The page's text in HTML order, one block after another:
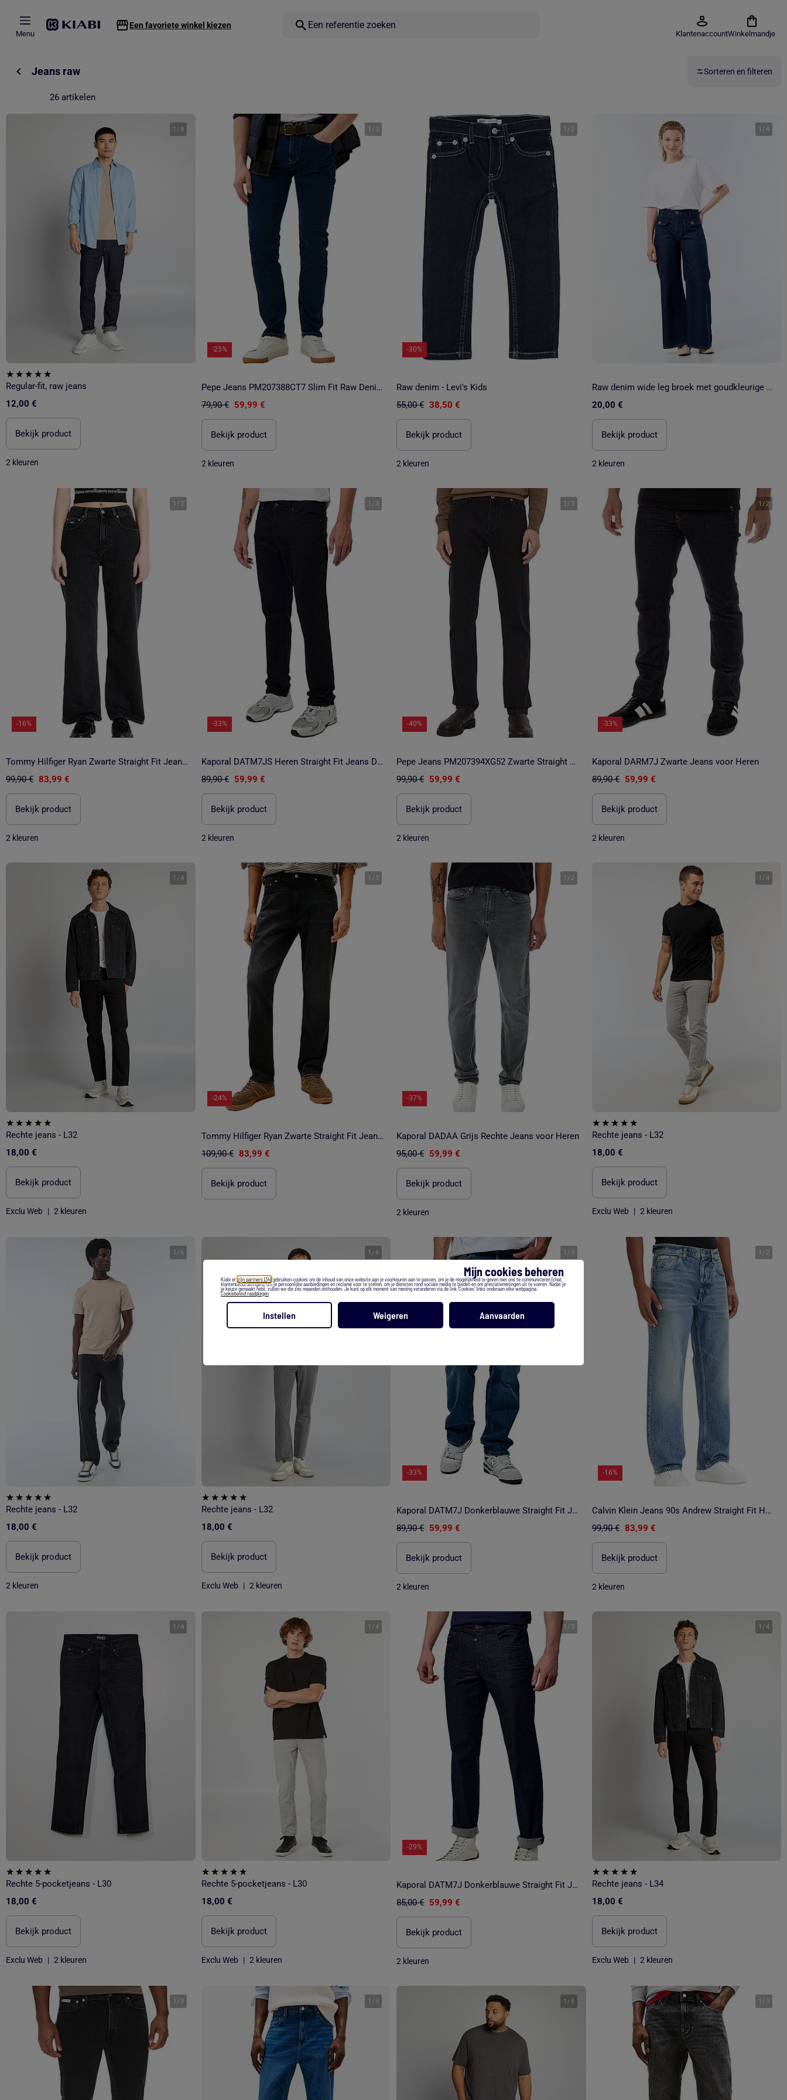
Mijn cookies beheren
Kiabi en zijn partners (34) gebruiken cookies om de inhoud van onze website aan je voorkeuren aan te passen, om je de mogelijkheid te geven met ons te communiceren (chat,
klantenbeoordelingen), om je persoonlijke aanbiedingen en reclame voor te stellen, om je diensten rond sociale media te bieden en om prestatiemetingen uit te voeren. Nadat je
je keuze gemaakt hebt, zullen we die zes maanden onthouden. Je kunt op elk moment van mening veranderen via de link 'Cookies' links onderaan elke webpagina.
Cookiebeleid raadplegen
Instellen Weigeren Aanvaarden
Menu
Een favoriete winkel kiezen
KlantenaccountWinkelmandje
Jeans raw Sorteren en filteren
26 artikelen
1 / 8
Regular-fit, raw jeans
12,00 €
Bekijk product
2 kleuren
1 / 3
-25%
Pepe Jeans PM207388CT7 Slim Fit Raw Denim Jeans voor Heren
79,90 € 59,99 €
Bekijk product
2 kleuren
1 / 2
-30%
Raw denim - Levi's Kids
55,00 € 38,50 €
Bekijk product
2 kleuren
1 /4
Raw denim wide leg broek met goudkleurige knopen
20,00 €
Bekijk product
2 kleuren
1 / 3
-16%
Tommy Hilfiger Ryan Zwarte Straight Fit Jeans voor Dames
99,90 € 83,99 €
Bekijk product
2 kleuren
1 / 3
-33%
Kaporal DATM7JS Heren Straight Fit Jeans Donkerblauw
89,90 € 59,99 €
Bekijk product
2 kleuren
1 / 3
-40%
Pepe Jeans PM207394XG52 Zwarte Straight Fit Jeans voor Heren
99,90 € 59,99 €
Bekijk product
2 kleuren
1 /2
-33%
Kaporal DARM7J Zwarte Jeans voor Heren
89,90 € 59,99 €
Bekijk product
2 kleuren
1 /4
Rechte jeans - L32
18,00 €
Bekijk product
Exclu Web | 2 kleuren
1 / 3
-24%
Tommy Hilfiger Ryan Zwarte Straight Fit Jeans voor Heren
109,90 € 83,99 €
Bekijk product
1 / 2
-37%
Kaporal DADAA Grijs Rechte Jeans voor Heren
95,00 € 59,99 €
Bekijk product
2 kleuren
1 /4
Rechte jeans - L32
18,00 €
Bekijk product
Exclu Web | 2 kleuren
1 / 6
Rechte jeans - L32
18,00 €
Bekijk product
2 kleuren
1 / 6
Rechte jeans - L32
18,00 €
Bekijk product
Exclu Web | 2 kleuren
1 / 3
-33%
Kaporal DATM7J Donkerblauwe Straight Fit Jeans voor Heren
89,90 € 59,99 €
Bekijk product
2 kleuren
1 / 2
-16%
Calvin Klein Jeans 90s Andrew Straight Fit Heren Jeans - Blauw
99,90 € 83,99 €
Bekijk product
2 kleuren
1 /4
Rechte 5-pocketjeans - L30
18,00 €
Bekijk product
Exclu Web | 2 kleuren
1 /4
Rechte 5-pocketjeans - L30
18,00 €
Bekijk product
Exclu Web | 2 kleuren
1 / 3
-29%
Kaporal DATM7J Donkerblauwe Straight Fit Jeans voor Heren
85,00 € 59,99 €
Bekijk product
2 kleuren
1 /4
Rechte jeans - L34
18,00 €
Bekijk product
Exclu Web | 2 kleuren
1 / 3 1 / 5 1 / 5 1 / 3